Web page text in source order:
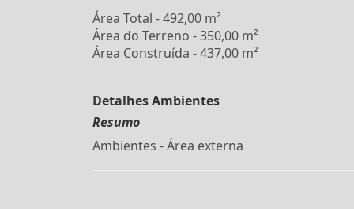
Área Total - 492,00 m²
Área do Terreno - 350,00 m²
Área Construída - 437,00 m²
Detalhes Ambientes
Resumo
Ambientes - Área externa